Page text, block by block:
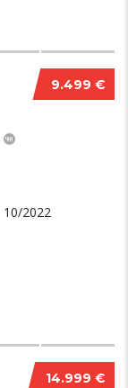
9.499 €
14.999 €